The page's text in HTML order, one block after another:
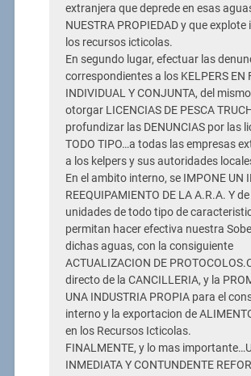
extranjera que deprede en esas
NUESTRA PROPIEDAD y que
los recursos icticolas.
En segundo lugar, efectuar las
correspondientes a los KELPERS EN
INDIVIDUAL Y CONJUNTA, del
otorgar LICENCIAS DE PESCA
profundizar las DENUNCIAS por las
TODO TIPO…a todas las empresas
a los kelpers y sus autoridades
En el ambito interno, se IMPONE UN
REEQUIPAMIENTO DE LA A.R.A. Y
unidades de todo tipo de
permitan hacer efectiva nuestra
dichas aguas, con la consiguiente
ACTUALIZACION DE
directo de la CANCILLERIA, y la
UNA INDUSTRIA PROPIA para el
interno y la exportacion de
en los Recursos Icticolas.
FINALMENTE, y lo mas
INMEDIATA Y CONTUNDENTE